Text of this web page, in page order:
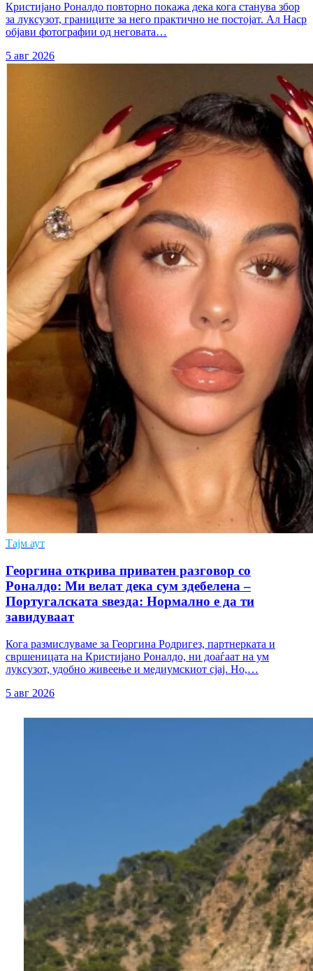
Кристијано Роналдо повторно покажа дека кога станува збор
за луксузот, границите за него практично не постојат. Ал Наср
објави фотографии од неговата…
5 авг 2026
Тајм аут
Георгина открива приватен разговор со
Роналдо: Ми велат дека сум здебелена –
Португалската ѕвезда: Нормално е да ти
завидуваат
Кога размислуваме за Георгина Родригез, партнерката и
свршеницата на Кристијано Роналдо, ни доаѓаат на ум
луксузот, удобно живеење и медиумскиот сјај. Но,…
5 авг 2026